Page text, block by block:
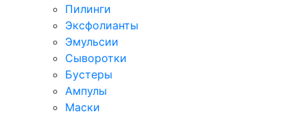
Пилинги
Эксфолианты
Эмульсии
Сыворотки
Бустеры
Ампулы
Маски